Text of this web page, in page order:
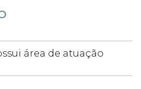
área de atuação